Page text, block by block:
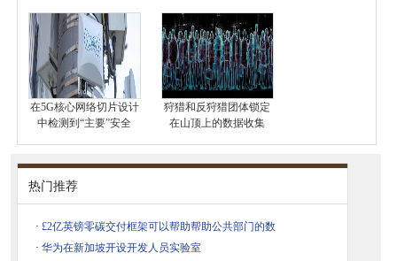
在5G核心网络切片设计
中检测到“主要”安全
狩猎和反狩猎团体锁定
在山顶上的数据收集
热门推荐
· £2亿英镑零碳交付框架可以帮助帮助公共部门的数
· 华为在新加坡开设开发人员实验室